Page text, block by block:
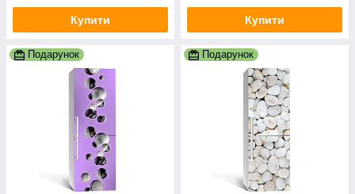
Купити Купити
Подарунок Подарунок